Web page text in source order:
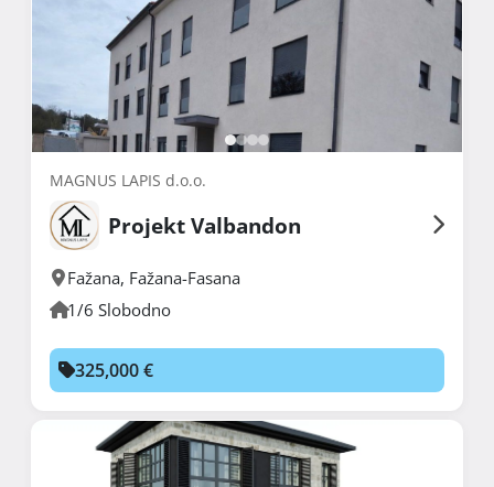
MAGNUS LAPIS d.o.o.
Projekt Valbandon
Fažana, Fažana-Fasana
1/6 Slobodno
325,000 €